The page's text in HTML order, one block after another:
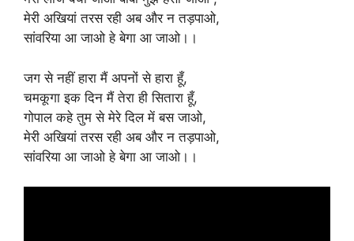
मेरी अखियां तरस रही अब और न तड़पाओ,
सांवरिया आ जाओ हे बेगा आ जाओ।।
जग से नहीं हारा मैं अपनों से हारा हूँ,
चमकूगा इक दिन मैं तेरा ही सितारा हूँ,
गोपाल कहे तुम से मेरे दिल में बस जाओ,
मेरी अखियां तरस रही अब और न तड़पाओ,
सांवरिया आ जाओ हे बेगा आ जाओ।।